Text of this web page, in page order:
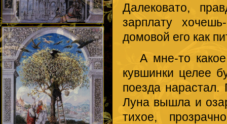
Далековато,
зарплату
домовой его как
А мне-то какое
кувшинки целее
поезда нарастал.
Луна вышла и
тихое,